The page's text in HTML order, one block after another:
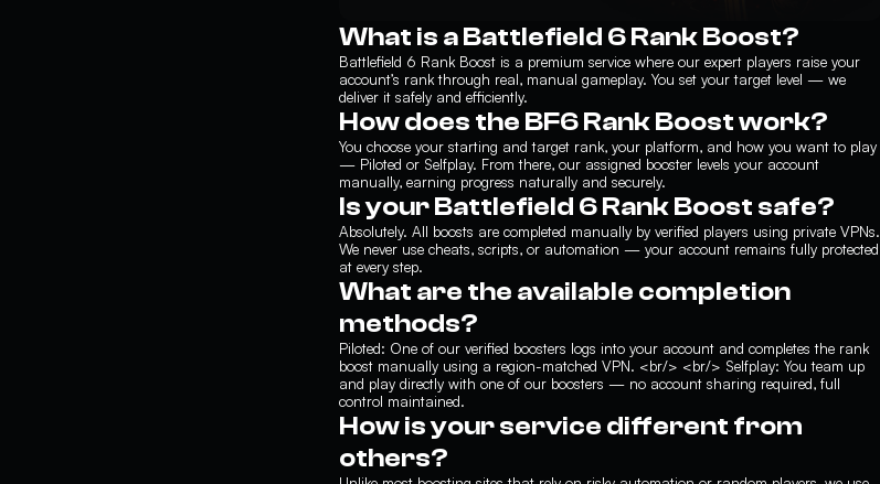
What is a Battlefield 6 Rank Boost?
Battlefield 6 Rank Boost is a premium service where our expert players raise your
account’s rank through real, manual gameplay. You set your target level — we
deliver it safely and efficiently.
How does the BF6 Rank Boost work?
You choose your starting and target rank, your platform, and how you want to play
— Piloted or Selfplay. From there, our assigned booster levels your account
manually, earning progress naturally and securely.
Is your Battlefield 6 Rank Boost safe?
Absolutely. All boosts are completed manually by verified players using private VPNs.
We never use cheats, scripts, or automation — your account remains fully protected
at every step.
What are the available completion
methods?
Piloted: One of our verified boosters logs into your account and completes the rank
boost manually using a region-matched VPN. <br/> <br/> Selfplay: You team up
and play directly with one of our boosters — no account sharing required, full
control maintained.
How is your service different from
others?